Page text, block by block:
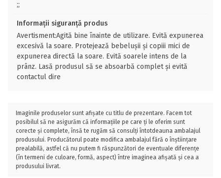
;;
Informații siguranță produs
Avertisment:Agită bine înainte de utilizare. Evită expunerea
excesivă la soare. Protejează bebelușii și copiii mici de
expunerea directă la soare. Evită soarele intens de la
prânz. Lasă produsul să se absoarbă complet și evită
contactul dire
Imaginile produselor sunt afișate cu titlu de prezentare. Facem tot
posibilul să ne asigurăm că informațiile pe care ți le oferim sunt
corecte și complete, însă te rugăm să consulți întotdeauna ambalajul
produsului. Producătorul poate modifica ambalajul fără o înștiințare
prealabilă, astfel că nu putem fi răspunzători de eventuale diferențe
(în termeni de culoare, formă, aspect) între imaginea afișată și cea a
produsului livrat.